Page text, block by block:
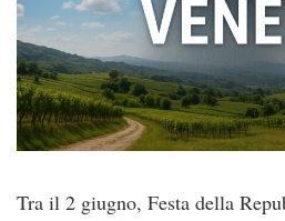
Tra il 2 giugno, Festa della